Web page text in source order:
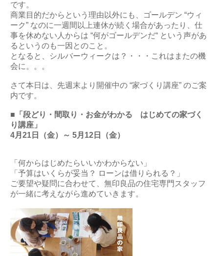
です。
商業目的だからという理由以外にも、ゴールデン “ウィ
ーク” なのに一週間以上連休が続く場合があったり、仕
事を休めない人からは “何がゴールデンだ“ という声があ
るというのも一因とのこと。
となると、シルバーウィークは？・・・これはまたの機
会に。。。
さて本日は、先週末より開催中の “家づくり講座” のご案
内です。
■「段どり・間取り・お金がわかる はじめての家づく
り講座」
4月21日（金）～ 5月12日（金）
「何からはじめたらいいかわからない」
「予算はいくらが妥当？ ローンは借りられる？」
ご要望や疑問に合わせて、無印良品の住宅専門スタッフ
が一緒に考えながら進めていきます。